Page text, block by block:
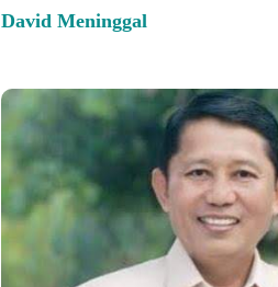
David Meninggal